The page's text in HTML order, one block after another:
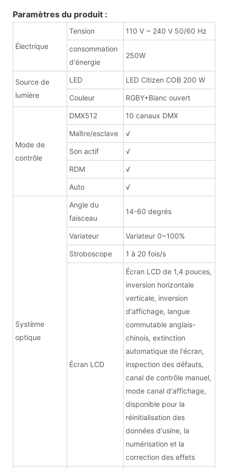
Paramètres du produit :
Électrique
Tension 110 V ~ 240 V 50/60 Hz
consommation
d'énergie
250W
Source de
lumière
LED LED Citizen COB 200 W
Couleur RGBY+Blanc ouvert
Mode de
contrôle
DMX512 10 canaux DMX
Maître/esclave √
Son actif √
RDM √
Auto √
Système
optique
Angle du
faisceau
14-60 degrés
Variateur Variateur 0~100%
Stroboscope 1 à 20 fois/s
Écran LCD
Écran LCD de 1,4 pouces,
inversion horizontale
verticale, inversion
d'affichage, langue
commutable anglais-
chinois, extinction
automatique de l'écran,
inspection des défauts,
canal de contrôle manuel,
mode canal d'affichage,
disponible pour la
réinitialisation des
données d'usine, la
numérisation et la
correction des effets